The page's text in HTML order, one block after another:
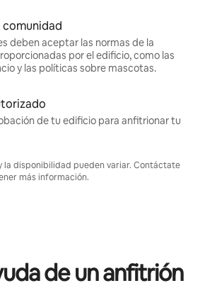
comunidad
deben aceptar las normas de la
por el edificio, como las
y las políticas sobre mascotas.
de tu edificio para anfitrionar tu
la disponibilidad pueden variar. Contáctate
más información.
de un anfitrión